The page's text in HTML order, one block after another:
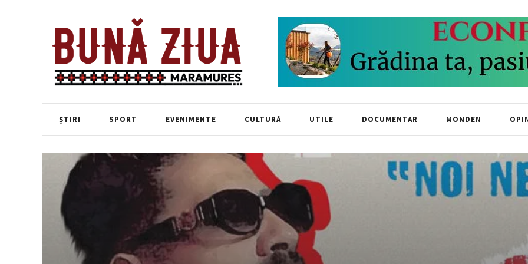
ȘTIRI SPORT EVENIMENTE CULTURĂ UTILE DOCUMENTAR MONDEN